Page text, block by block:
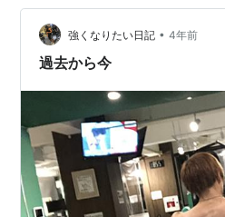
強くなりたい日記 • 4年前
過去から今